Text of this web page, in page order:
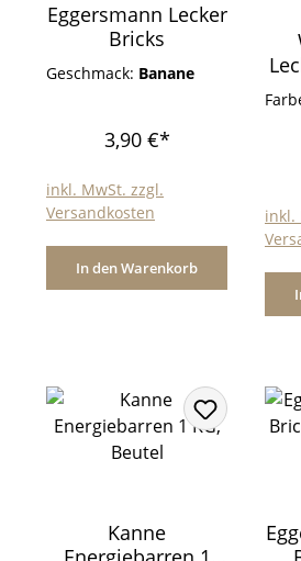
Eggersmann Lecker
Bricks
Geschmack: Banane
3,90 €*
inkl. MwSt. zzgl.
Versandkosten
In den Warenkorb
inkl.
Kanne